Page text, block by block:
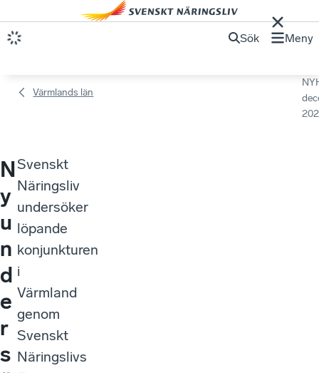
Sök Meny
Värmlands län
N
y
u
n
d
e
r
s
Svenskt
Näringsliv
undersöker
löpande
konjunkturen
i
Värmland
genom
Svenskt
Näringslivs